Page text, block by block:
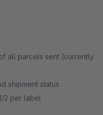
all parcels sent (currently
shipment status
2 per label